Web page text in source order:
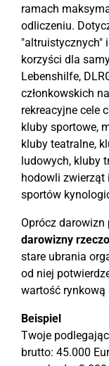
ramach
odliczeniu.
"altruistycznych"
korzyści dla
Lebenshilfe,
członkowskich
rekreacyjne cele
kluby sportowe,
kluby teatralne,
ludowych, kluby
hodowli zwierząt
sportów
Oprócz
darowizny
stare ubrania
od niej
wartość rynkową
Beispiel
Twoje
brutto: 45.000